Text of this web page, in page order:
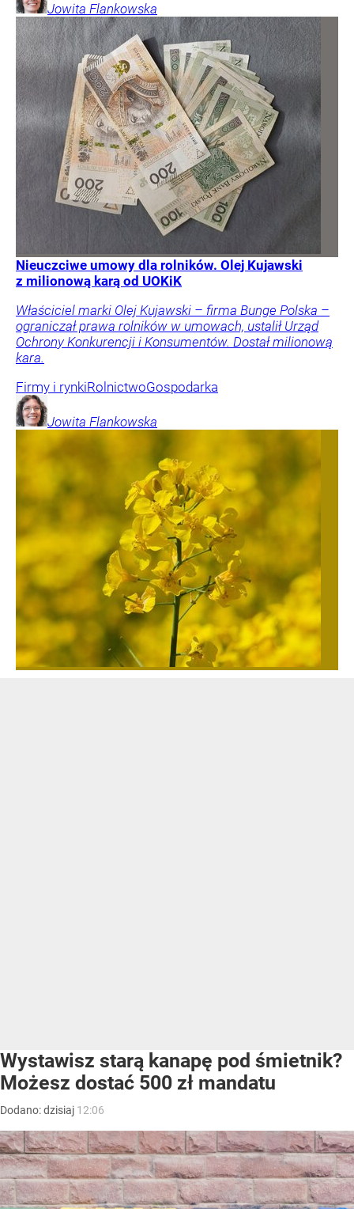
Jowita Flankowska
Nieuczciwe umowy dla rolników. Olej Kujawski
z milionową karą od UOKiK
Właściciel marki Olej Kujawski – firma Bunge Polska –
ograniczał prawa rolników w umowach, ustalił Urząd
Ochrony Konkurencji i Konsumentów. Dostał milionową
kara.
Firmy i rynkiRolnictwoGospodarka
Jowita Flankowska
Wystawisz starą kanapę pod śmietnik?
Możesz dostać 500 zł mandatu
Dodano:dzisiaj 12:06